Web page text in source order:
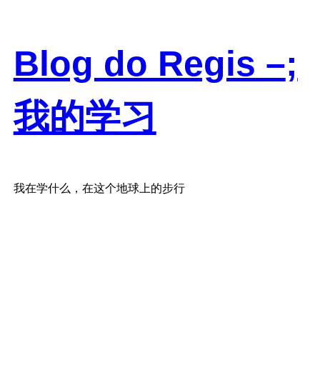
content
Blog do Regis –;
我的学习
我在学什么，在这个地球上的步行